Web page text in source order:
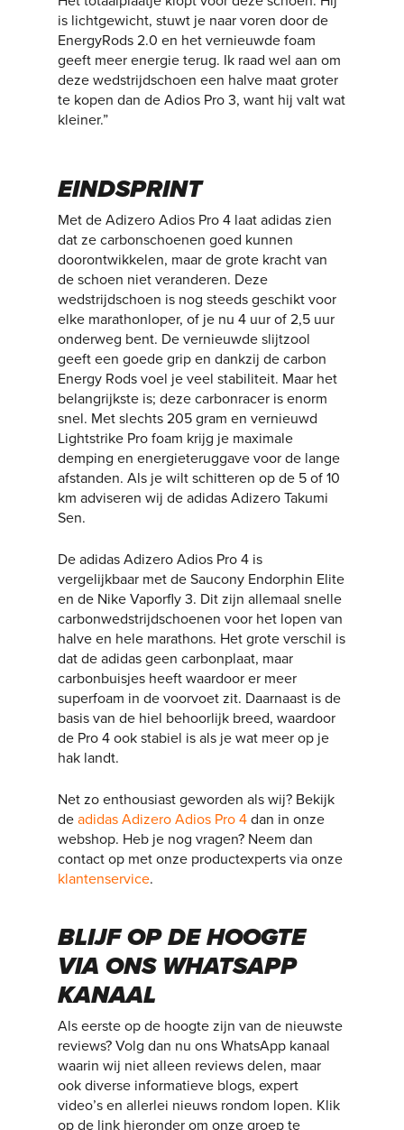
is lichtgewicht, stuwt je naar voren door de
EnergyRods 2.0 en het vernieuwde foam
geeft meer energie terug. Ik raad wel aan om
deze wedstrijdschoen een halve maat groter
te kopen dan de Adios Pro 3, want hij valt wat
kleiner.”
EINDSPRINT
Met de Adizero Adios Pro 4 laat adidas zien
dat ze carbonschoenen goed kunnen
doorontwikkelen, maar de grote kracht van
de schoen niet veranderen. Deze
wedstrijdschoen is nog steeds geschikt voor
elke marathonloper, of je nu 4 uur of 2,5 uur
onderweg bent. De vernieuwde slijtzool
geeft een goede grip en dankzij de carbon
Energy Rods voel je veel stabiliteit. Maar het
belangrijkste is; deze carbonracer is enorm
snel. Met slechts 205 gram en vernieuwd
Lightstrike Pro foam krijg je maximale
demping en energieteruggave voor de lange
afstanden. Als je wilt schitteren op de 5 of 10
km adviseren wij de adidas Adizero Takumi
Sen.
De adidas Adizero Adios Pro 4 is
vergelijkbaar met de Saucony Endorphin Elite
en de Nike Vaporfly 3. Dit zijn allemaal snelle
carbonwedstrijdschoenen voor het lopen van
halve en hele marathons. Het grote verschil is
dat de adidas geen carbonplaat, maar
carbonbuisjes heeft waardoor er meer
superfoam in de voorvoet zit. Daarnaast is de
basis van de hiel behoorlijk breed, waardoor
de Pro 4 ook stabiel is als je wat meer op je
hak landt.
Net zo enthousiast geworden als wij? Bekijk
de adidas Adizero Adios Pro 4 dan in onze
webshop. Heb je nog vragen? Neem dan
contact op met onze productexperts via onze
klantenservice.
BLIJF OP DE HOOGTE
VIA ONS WHATSAPP
KANAAL
Als eerste op de hoogte zijn van de nieuwste
reviews? Volg dan nu ons WhatsApp kanaal
waarin wij niet alleen reviews delen, maar
ook diverse informatieve blogs, expert
video’s en allerlei nieuws rondom lopen. Klik
op de link hieronder om onze groep te